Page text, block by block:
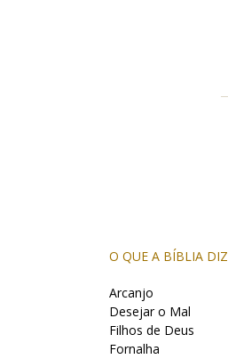
O QUE A BÍBLIA DIZ
Arcanjo
Desejar o Mal
Filhos de Deus
Fornalha